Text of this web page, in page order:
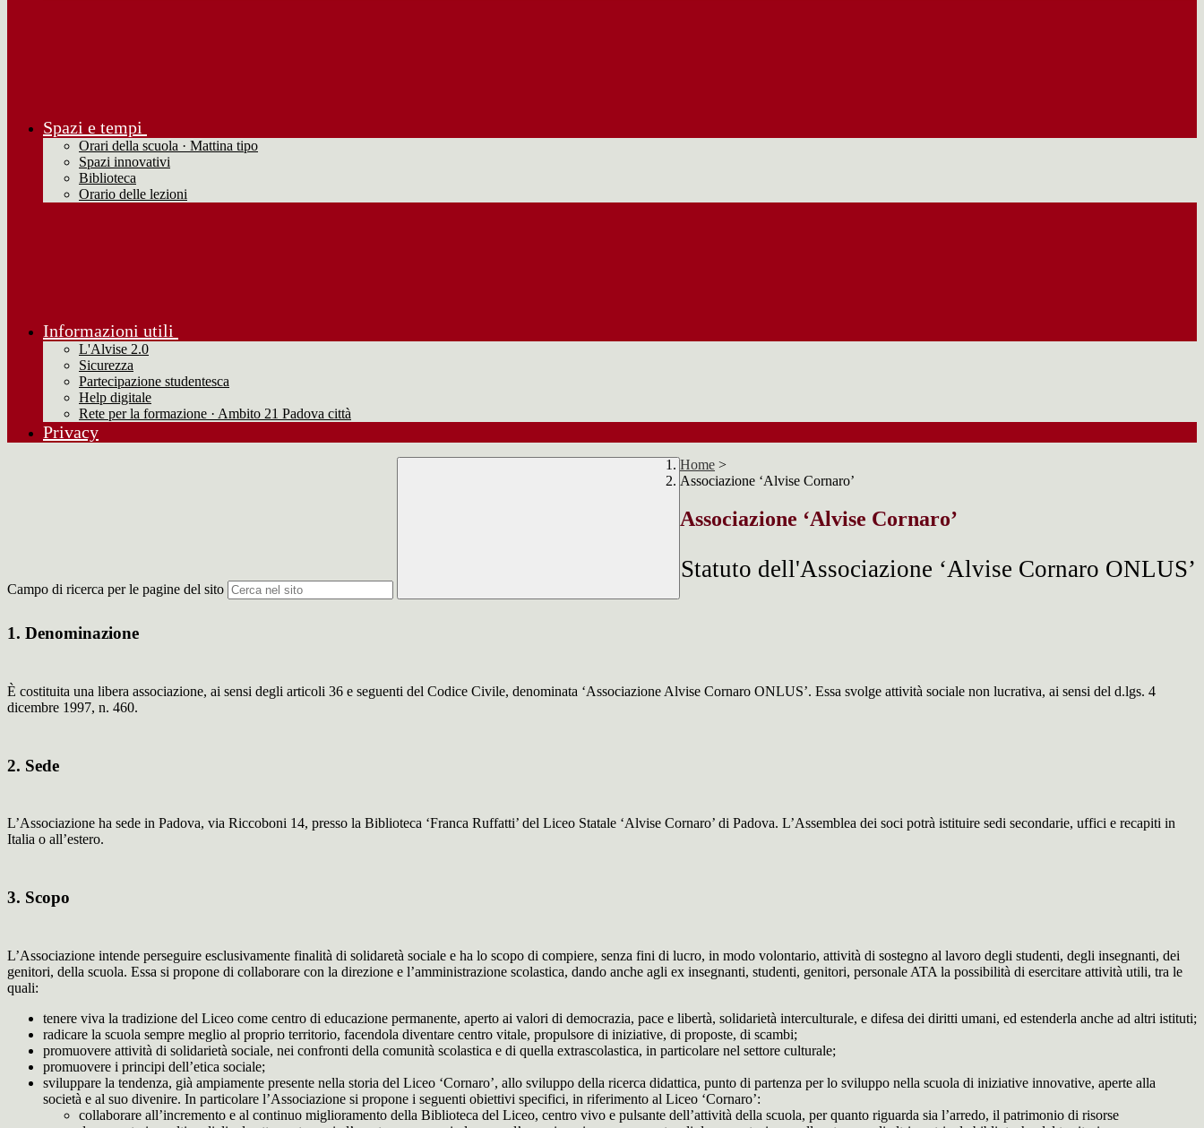
Spazi e tempi
Orari della scuola · Mattina tipo
Spazi innovativi
Biblioteca
Orario delle lezioni
Informazioni utili
L'Alvise 2.0
Sicurezza
Partecipazione studentesca
Help digitale
Rete per la formazione · Ambito 21 Padova città
Privacy
Campo di ricerca per le pagine del sito
Home >
Associazione ‘Alvise Cornaro’
Associazione ‘Alvise Cornaro’
Statuto dell'Associazione ‘Alvise Cornaro ONLUS’
1. Denominazione
È costituita una libera associazione, ai sensi degli articoli 36 e seguenti del Codice Civile, denominata ‘Associazione Alvise Cornaro ONLUS’. Essa svolge attività sociale non lucrativa, ai sensi del d.lgs. 4
dicembre 1997, n. 460.
2. Sede
L’Associazione ha sede in Padova, via Riccoboni 14, presso la Biblioteca ‘Franca Ruffatti’ del Liceo Statale ‘Alvise Cornaro’ di Padova. L’Assemblea dei soci potrà istituire sedi secondarie, uffici e recapiti in
Italia o all’estero.
3. Scopo
L’Associazione intende perseguire esclusivamente finalità di solidaretà sociale e ha lo scopo di compiere, senza fini di lucro, in modo volontario, attività di sostegno al lavoro degli studenti, degli insegnanti, dei
genitori, della scuola. Essa si propone di collaborare con la direzione e l’amministrazione scolastica, dando anche agli ex insegnanti, studenti, genitori, personale ATA la possibilità di esercitare attività utili, tra le
quali:
tenere viva la tradizione del Liceo come centro di educazione permanente, aperto ai valori di democrazia, pace e libertà, solidarietà interculturale, e difesa dei diritti umani, ed estenderla anche ad altri istituti;
radicare la scuola sempre meglio al proprio territorio, facendola diventare centro vitale, propulsore di iniziative, di proposte, di scambi;
promuovere attività di solidarietà sociale, nei confronti della comunità scolastica e di quella extrascolastica, in particolare nel settore culturale;
promuovere i principi dell’etica sociale;
sviluppare la tendenza, già ampiamente presente nella storia del Liceo ‘Cornaro’, allo sviluppo della ricerca didattica, punto di partenza per lo sviluppo nella scuola di iniziative innovative, aperte alla
società e al suo divenire. In particolare l’Associazione si propone i seguenti obiettivi specifici, in riferimento al Liceo ‘Cornaro’:
collaborare all’incremento e al continuo miglioramento della Biblioteca del Liceo, centro vivo e pulsante dell’attività della scuola, per quanto riguarda sia l’arredo, il patrimonio di risorse